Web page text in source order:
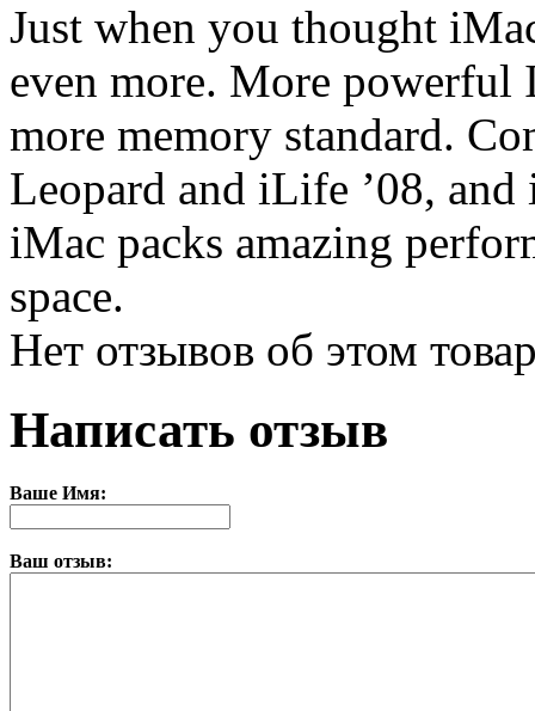
Just when you thought
even more. More powerful
more memory standard.
Leopard and iLife ’08, and
iMac packs amazing
space.
Нет отзывов об этом
Написать отзыв
Ваше Имя:
Ваш отзыв: